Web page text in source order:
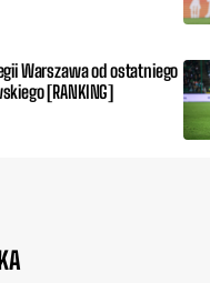
Warszawa od ostatniego
[RANKING]